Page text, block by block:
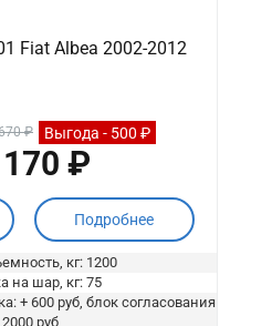
Fiat Albea 2002-2012
₽ Выгода - 500 ₽
₽
Подробнее
кг: 1200
на шар, кг: 75
+ 600 руб, блок согласования
2000 руб